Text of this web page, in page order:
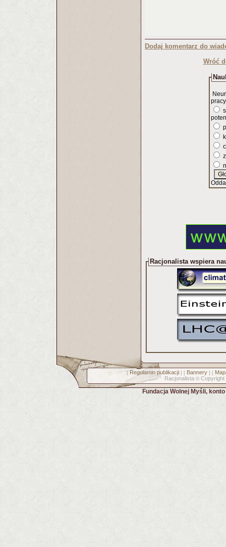
Dodaj komentarz do
Wróć
Racjonalista wspiera
[ Regulamin publikacji] [ Bannery] [
Racjonalista © Copyright
Fundacja Wolnej Myśli,